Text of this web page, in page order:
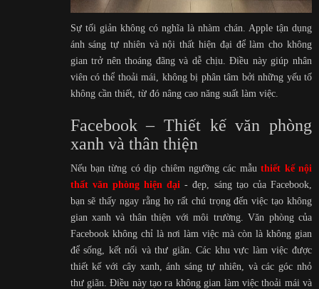
Sự tối giản không có nghĩa là nhàm chán. Apple tận dụng
ánh sáng tự nhiên và nội thất hiện đại để làm cho không
gian trở nên thoáng đãng và dễ chịu. Điều này giúp nhân
viên có thể thoải mái, không bị phân tâm bởi những yếu tố
không cần thiết, từ đó nâng cao năng suất làm việc.
Facebook – Thiết kế văn phòng
xanh và thân thiện
Nếu bạn từng có dịp chiêm ngưỡng các mẫuthiết kế nội
thất văn phòng hiện đại- đẹp, sáng tạo của Facebook,
bạn sẽ thấy ngay rằng họ rất chú trọng đến việc tạo không
gian xanh và thân thiện với môi trường. Văn phòng của
Facebook không chỉ là nơi làm việc mà còn là không gian
để sống, kết nối và thư giãn. Các khu vực làm việc được
thiết kế với cây xanh, ánh sáng tự nhiên, và các góc nhỏ
thư giãn. Điều này tạo ra không gian làm việc thoải mái và